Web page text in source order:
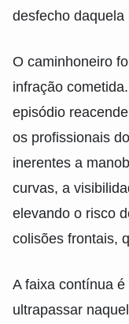
desfecho
O caminhoneiro
infração
episódio
os profissionais
inerentes a
curvas, a
elevando o risco
colisões frontais,
A faixa contínua
ultrapassar